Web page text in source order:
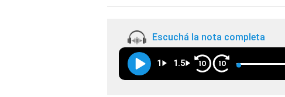
Escuchá la nota completa
1 1.5 10 10